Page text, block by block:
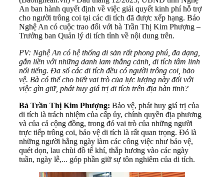
An ban hành quyết định về việc giải quyết kinh phí hỗ trợ
cho người trông coi tại các di tích đã được xếp hạng. Báo
Nghệ An có cuộc trao đổi với bà Trần Thị Kim Phượng –
Trưởng ban Quản lý di tích tỉnh về nội dung trên.
PV: Nghệ An có hệ thống di sản rất phong phú, đa dạng,
gắn liền với những danh lam thắng cảnh, di tích tâm linh
nổi tiếng. Đa số các di tích đều có người trông coi, bảo
vệ. Bà có thể cho biết vai trò của lực lượng này đối với
việc gìn giữ, phát huy giá trị di tích trên địa bàn tỉnh?
Bà Trần Thị Kim Phượng: Bảo vệ, phát huy giá trị của
di tích là trách nhiệm của cấp ủy, chính quyền địa phương
và của cả cộng đồng, trong đó vai trò của những người
trực tiếp trông coi, bảo vệ di tích là rất quan trọng. Đó là
những người hằng ngày làm các công việc như bảo vệ,
quét dọn, lau chùi đồ tế khí, thắp hương vào các ngày
tuần, ngày lễ,... góp phần giữ sự tôn nghiêm của di tích.